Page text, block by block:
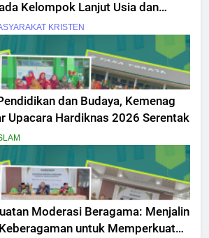
Kelompok Lanjut Usia dan
KRISTEN
dan Budaya, Kemenag
Upacara Hardiknas 2026 Serentak
Moderasi Beragama: Menjalin
untuk Memperkuat